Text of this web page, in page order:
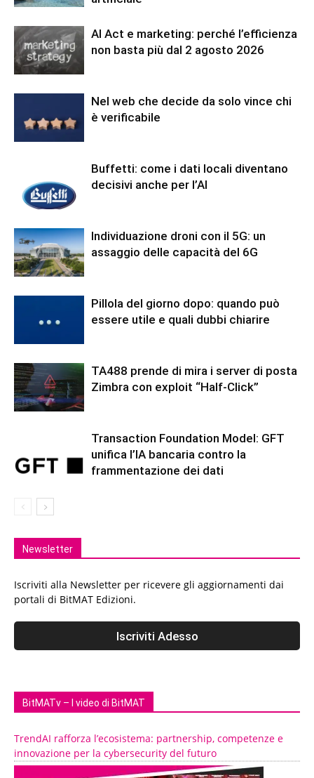
AI Act e marketing: perché l’efficienza
non basta più dal 2 agosto 2026
Nel web che decide da solo vince chi
è verificabile
Buffetti: come i dati locali diventano
decisivi anche per l’AI
Individuazione droni con il 5G: un
assaggio delle capacità del 6G
Pillola del giorno dopo: quando può
essere utile e quali dubbi chiarire
TA488 prende di mira i server di posta
Zimbra con exploit “Half-Click”
Transaction Foundation Model: GFT
unifica l’IA bancaria contro la
frammentazione dei dati
Newsletter
Iscriviti alla Newsletter per ricevere gli aggiornamenti dai
portali di BitMAT Edizioni.
BitMATv – I video di BitMAT
TrendAI rafforza l’ecosistema: partnership, competenze e
innovazione per la cybersecurity del futuro